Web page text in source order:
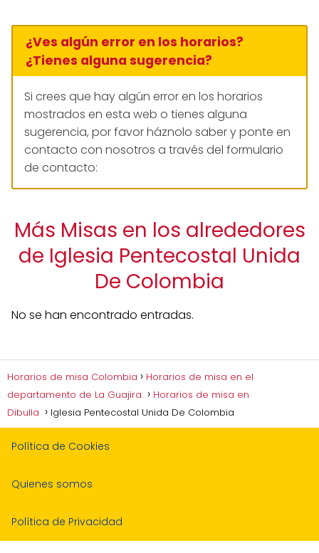
¿Ves algún error en los horarios?
¿Tienes alguna sugerencia?
Si crees que hay algún error en los horarios
mostrados en esta web o tienes alguna
sugerencia, por favor háznolo saber y ponte en
contacto con nosotros a través del formulario
de contacto:
Más Misas en los alrededores
de Iglesia Pentecostal Unida
De Colombia
No se han encontrado entradas.
Horarios de misa Colombia
Horarios de misa en el
departamento de La Guajira
Horarios de misa en
Dibulla
Iglesia Pentecostal Unida De Colombia
Política de Cookies
Quienes somos
Política de Privacidad